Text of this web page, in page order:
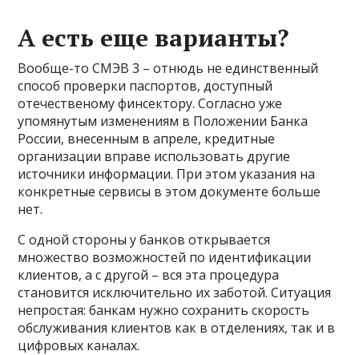
А есть еще варианты?
Вообще-то СМЭВ 3 – отнюдь не единственный
способ проверки паспортов, доступный
отечественому финсектору. Согласно уже
упомянутым изменениям в Положении Банка
России, внесенным в апреле, кредитные
организации вправе использовать другие
источники информации. При этом указания на
конкретные сервисы в этом документе больше
нет.
С одной стороны у банков открывается
множество возможностей по идентификации
клиентов, а с другой – вся эта процедура
становится исключительно их заботой. Ситуация
непростая: банкам нужно сохранить скорость
обслуживания клиентов как в отделениях, так и в
цифровых каналах.